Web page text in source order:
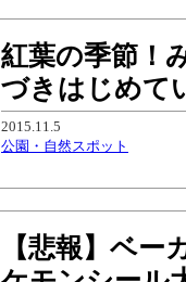
紅葉の季節！
づきはじめて
2015.11.5
公園・自然スポット
【悲報】ベ